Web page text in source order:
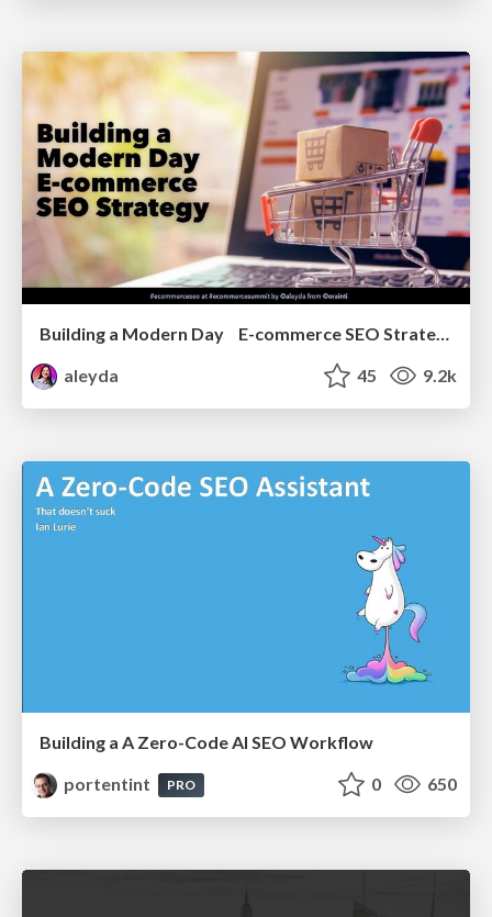
Building a Modern Day E-commerce SEO Strategy
aleyda
45 9.2k
Building a A Zero-Code AI SEO Workflow
portentint
PRO 0 650